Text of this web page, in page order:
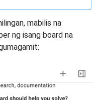
mabilis na
ng isang board na